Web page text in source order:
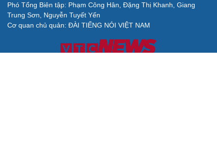
Phó Tổng Biên tập: Phạm Công Hân, Đặng Thị Khanh, Giang
Trung Sơn, Nguyễn Tuyết Yến
Cơ quan chủ quản: ĐÀI TIẾNG NÓI VIỆT NAM